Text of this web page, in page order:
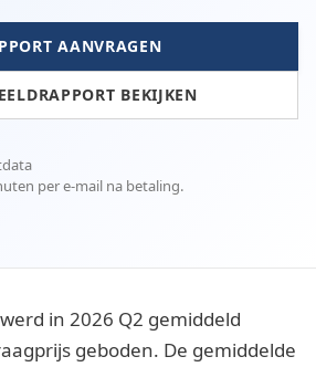
AANVRAGEN
BEKIJKEN
per e-mail na betaling.
in 2026 Q2 gemiddeld
geboden. De gemiddelde